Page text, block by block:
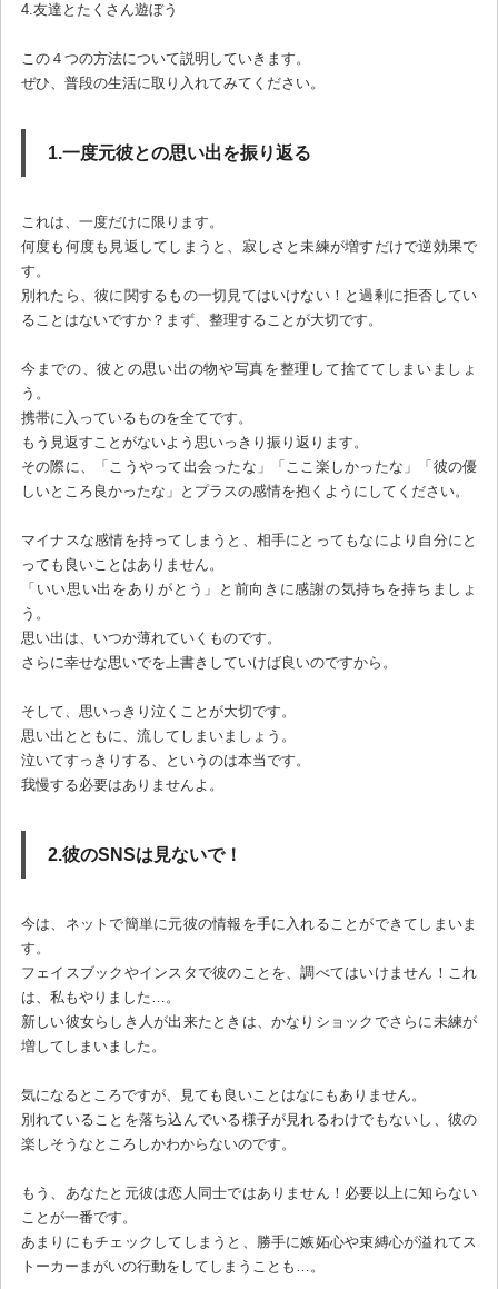
4.友達とたくさん遊ぼう
この４つの方法について説明していきます。
ぜひ、普段の生活に取り入れてみてください。
1.一度元彼との思い出を振り返る
これは、一度だけに限ります。
何度も何度も見返してしまうと、寂しさと未練が増すだけで逆効果で
す。
別れたら、彼に関するもの一切見てはいけない！と過剰に拒否してい
ることはないですか？まず、整理することが大切です。
今までの、彼との思い出の物や写真を整理して捨ててしまいましょ
う。
携帯に入っているものを全てです。
もう見返すことがないよう思いっきり振り返ります。
その際に、「こうやって出会ったな」「ここ楽しかったな」「彼の優
しいところ良かったな」とプラスの感情を抱くようにしてください。
マイナスな感情を持ってしまうと、相手にとってもなにより自分にと
っても良いことはありません。
「いい思い出をありがとう」と前向きに感謝の気持ちを持ちましょ
う。
思い出は、いつか薄れていくものです。
さらに幸せな思いでを上書きしていけば良いのですから。
そして、思いっきり泣くことが大切です。
思い出とともに、流してしまいましょう。
泣いてすっきりする、というのは本当です。
我慢する必要はありませんよ。
2.彼のSNSは見ないで！
今は、ネットで簡単に元彼の情報を手に入れることができてしまいま
す。
フェイスブックやインスタで彼のことを、調べてはいけません！これ
は、私もやりました…。
新しい彼女らしき人が出来たときは、かなりショックでさらに未練が
増してしまいました。
気になるところですが、見ても良いことはなにもありません。
別れていることを落ち込んでいる様子が見れるわけでもないし、彼の
楽しそうなところしかわからないのです。
もう、あなたと元彼は恋人同士ではありません！必要以上に知らない
ことが一番です。
あまりにもチェックしてしまうと、勝手に嫉妬心や束縛心が溢れてス
トーカーまがいの行動をしてしまうことも…。